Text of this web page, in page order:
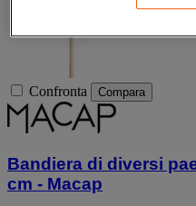
Confronta Compara
Bandiera di diversi
cm - Macap